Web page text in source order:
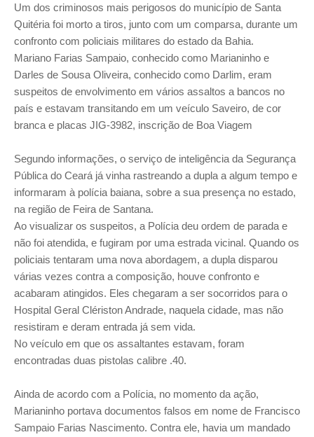
Um dos criminosos mais perigosos do município de Santa
Quitéria foi morto a tiros, junto com um comparsa, durante um
confronto com policiais militares do estado da Bahia.
Mariano Farias Sampaio, conhecido como Marianinho e
Darles de Sousa Oliveira, conhecido como Darlim, eram
suspeitos de envolvimento em vários assaltos a bancos no
país e estavam transitando em um veículo Saveiro, de cor
branca e placas JIG-3982, inscrição de Boa Viagem
Segundo informações, o serviço de inteligência da Segurança
Pública do Ceará já vinha rastreando a dupla a algum tempo e
informaram à polícia baiana, sobre a sua presença no estado,
na região de Feira de Santana.
Ao visualizar os suspeitos, a Polícia deu ordem de parada e
não foi atendida, e fugiram por uma estrada vicinal. Quando os
policiais tentaram uma nova abordagem, a dupla disparou
várias vezes contra a composição, houve confronto e
acabaram atingidos. Eles chegaram a ser socorridos para o
Hospital Geral Clériston Andrade, naquela cidade, mas não
resistiram e deram entrada já sem vida.
No veículo em que os assaltantes estavam, foram
encontradas duas pistolas calibre .40.
Ainda de acordo com a Polícia, no momento da ação,
Marianinho portava documentos falsos em nome de Francisco
Sampaio Farias Nascimento. Contra ele, havia um mandado